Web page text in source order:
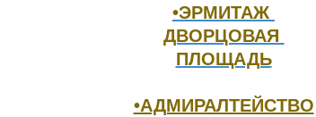
•ЭРМИТАЖ
ДВОРЦОВАЯ
ПЛОЩАДЬ
•АДМИРАЛТЕЙСТВО